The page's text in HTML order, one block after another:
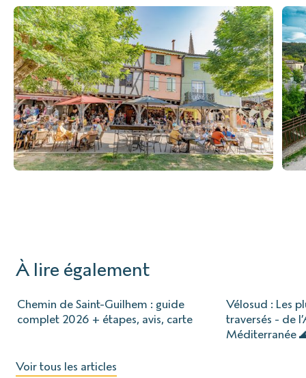
À lire également
Chemin de Saint-Guilhem : guide
complet 2026 + étapes, avis, carte
Vélosud : Les
traversés - de
Méditerranée
Voir tous les articles